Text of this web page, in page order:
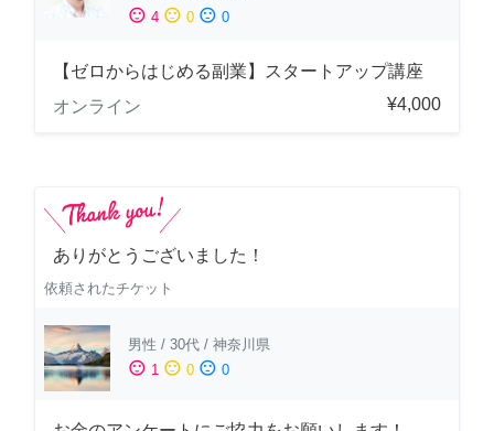
sentiment_satisfied 4 sentiment_neutral 0 sentiment_dissatisfied 0
【ゼロからはじめる副業】スタートアップ講座
オンライン
¥4,000
ありがとうございました！
依頼されたチケット
男性 / 30代 / 神奈川県
sentiment_satisfied 1 sentiment_neutral 0 sentiment_dissatisfied 0